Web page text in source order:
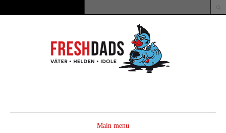
Suchformular
Main menu